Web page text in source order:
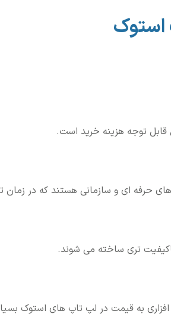
استوک
توجه هزینه خرید است.
حرفه ای و سازمانی هستند که در زمان
تری ساخته می شوند.
به قیمت در لپ تاپ های استوک